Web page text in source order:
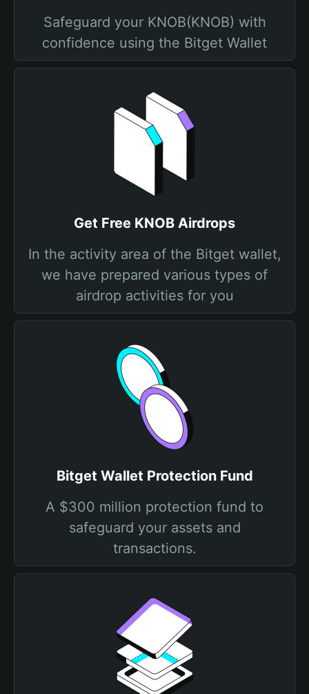
Safeguard your KNOB(KNOB) with
confidence using the Bitget Wallet
Get Free KNOB Airdrops
In the activity area of the Bitget wallet,
we have prepared various types of
airdrop activities for you
Bitget Wallet Protection Fund
A $300 million protection fund to
safeguard your assets and
transactions.